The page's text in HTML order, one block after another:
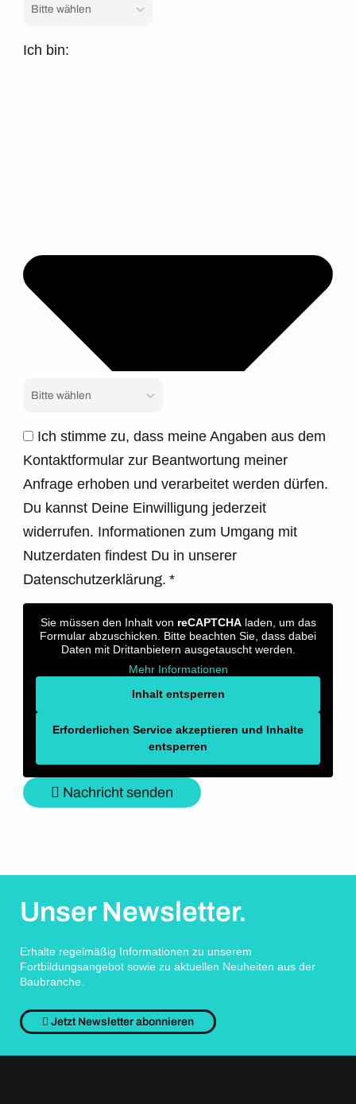
Ich bin:
Ich stimme zu, dass meine Angaben aus dem
Kontaktformular zur Beantwortung meiner
Anfrage erhoben und verarbeitet werden dürfen.
Du kannst Deine Einwilligung jederzeit
widerrufen. Informationen zum Umgang mit
Nutzerdaten findest Du in unserer
Datenschutzerklärung.*
Sie müssen den Inhalt von reCAPTCHAladen, um das
Formular abzuschicken. Bitte beachten Sie, dass dabei
Daten mit Drittanbietern ausgetauscht werden.
Mehr Informationen
Inhalt entsperren
Erforderlichen Service akzeptieren und Inhalte
entsperren
Nachricht senden
Unser Newsletter.
Erhalte regelmäßig Informationen zu unserem
Fortbildungsangebot sowie zu aktuellen Neuheiten aus der
Baubranche.
Jetzt Newsletter abonnieren